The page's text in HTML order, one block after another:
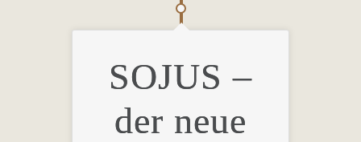
SOJUS –
der neue